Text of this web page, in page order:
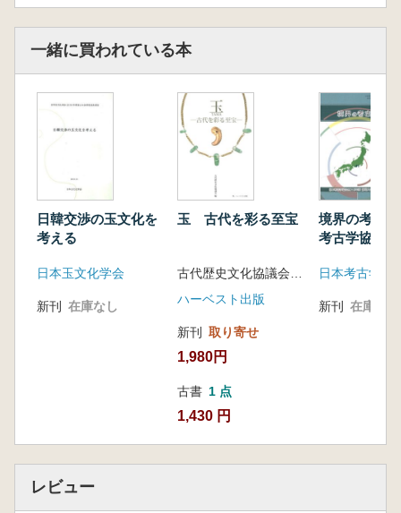
一緒に買われている本
日韓交渉の玉文化を
考える
日本玉文化学会
新刊 在庫なし
玉 古代を彩る至宝
ハーベスト出版
新刊 取り寄せ
1,980円
古書 1 点
1,430 円
境界の考古
考古学協会
料集
新刊 在庫なし
レビュー